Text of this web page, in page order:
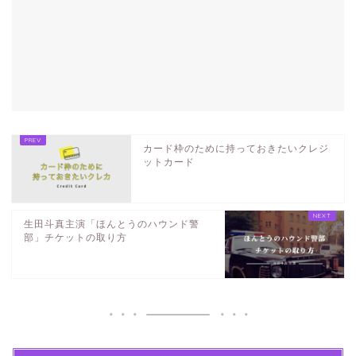
カード枠のために持っておきたいクレジ
ットカード
生田斗真主演「ほんとうのハウンド警
部」チケットの取り方